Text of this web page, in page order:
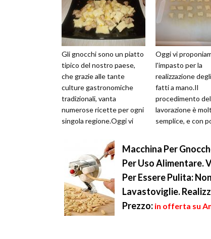
Gli gnocchi sono un piatto
tipico del nostro paese,
che grazie alle tante
culture gastronomiche
tradizionali, vanta
numerose ricette per ogni
singola regione.Oggi vi
Oggi vi
l'impasto per la
realizzazione
fatti a mano.Il
procedimento
lavorazione è
semplice, e con
appetit...
Macchina Per
Per Uso Alimentare.
Per Essere Pulita:
Lavastoviglie.
Prezzo: in offerta su